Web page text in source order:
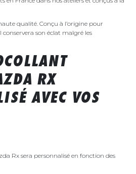
qualité. Conçu à l’origine pour
son éclat malgré les
RX
AVEC VOS
Rx sera personnalisé en fonction des